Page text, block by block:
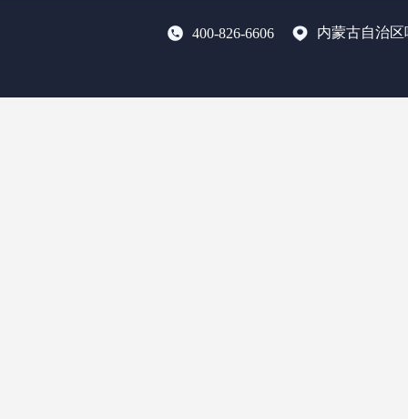
400-826-6606 内蒙古自治